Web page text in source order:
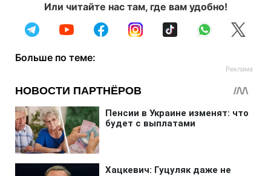
Или читайте нас там, где вам удобно!
Больше по теме: